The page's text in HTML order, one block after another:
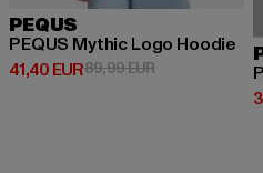
PEQUS
PEQUS Mythic Logo Hoodie
41,40 EUR
Derzeitiger Preis: 41,40 EUR
89,99 EURAktionspreis: